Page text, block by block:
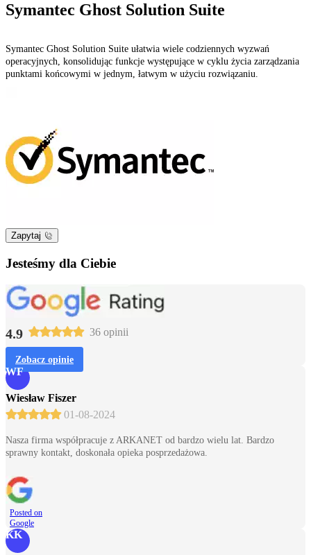
Symantec Ghost Solution Suite
Symantec Ghost Solution Suite ułatwia wiele codziennych wyzwań
operacyjnych, konsolidując funkcje występujące w cyklu życia zarządzania
punktami końcowymi w jednym, łatwym w użyciu rozwiązaniu.
Zapytaj
Jesteśmy dla Ciebie
4.9 36 opinii
Zobacz opinie
WF
Wiesław Fiszer
01-08-2024
Nasza firma współpracuje z ARKANET od bardzo wielu lat. Bardzo
sprawny kontakt, doskonała opieka posprzedażowa.
Posted on
Google
KK